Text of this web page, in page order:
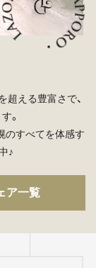
える豊富さで、
。
のすべてを体感す
♪
ア一覧